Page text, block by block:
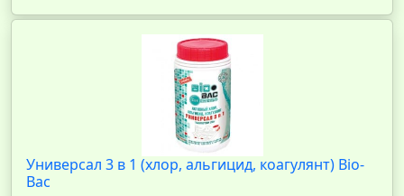
Универсал 3 в 1 (хлор, альгицид, коагулянт) Bio-
Bac